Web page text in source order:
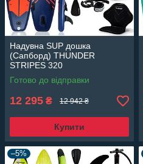
Надувна SUP дошка
(Сапборд) THUNDER
STRIPES 320
Готово до відправки
12 295 ₴ 12 942 ₴
Купити
–5%